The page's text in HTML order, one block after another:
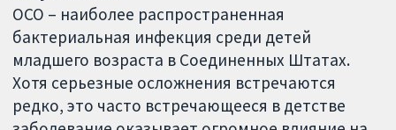
ОСО – наиболее распространенная
бактериальная инфекция среди детей
младшего возраста в Соединенных Штатах.
Хотя серьезные осложнения встречаются
редко, это часто встречающееся в детстве